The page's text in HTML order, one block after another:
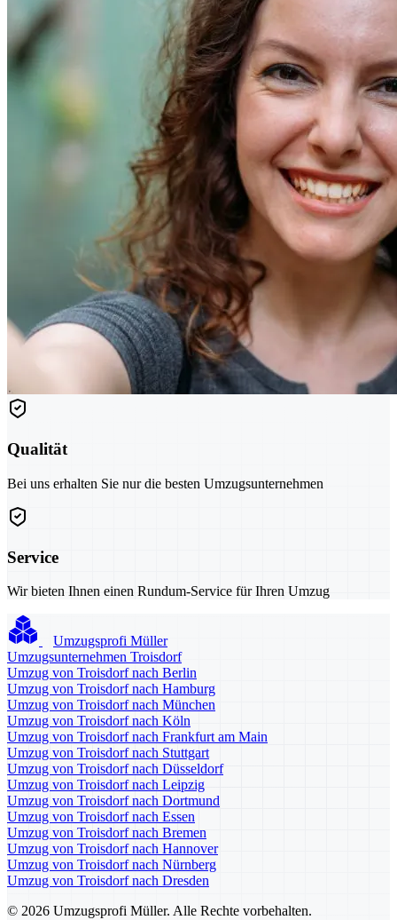
Qualität
Bei uns erhalten Sie nur die besten Umzugsunternehmen
Service
Wir bieten Ihnen einen Rundum-Service für Ihren Umzug
Umzugsprofi Müller
Umzugsunternehmen Troisdorf
Umzug von Troisdorf nach Berlin
Umzug von Troisdorf nach Hamburg
Umzug von Troisdorf nach München
Umzug von Troisdorf nach Köln
Umzug von Troisdorf nach Frankfurt am Main
Umzug von Troisdorf nach Stuttgart
Umzug von Troisdorf nach Düsseldorf
Umzug von Troisdorf nach Leipzig
Umzug von Troisdorf nach Dortmund
Umzug von Troisdorf nach Essen
Umzug von Troisdorf nach Bremen
Umzug von Troisdorf nach Hannover
Umzug von Troisdorf nach Nürnberg
Umzug von Troisdorf nach Dresden
© 2026 Umzugsprofi Müller. Alle Rechte vorbehalten.